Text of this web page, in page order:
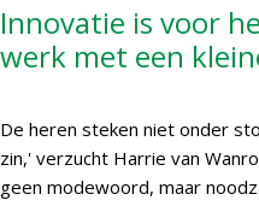
Innovatie is voor
werk met een
De heren steken niet onder
zin,' verzucht Harrie van
geen modewoord, maar